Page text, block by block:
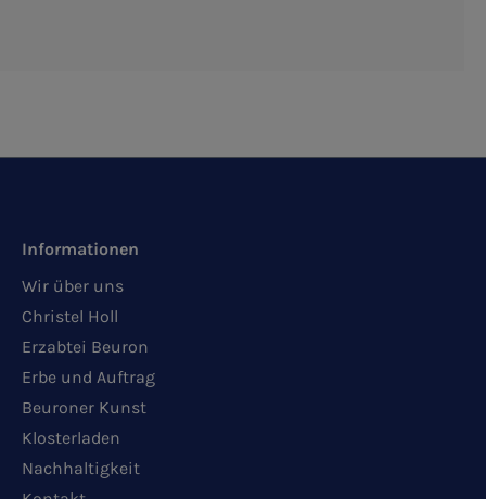
Informationen
Wir über uns
Christel Holl
Erzabtei Beuron
Erbe und Auftrag
Beuroner Kunst
Klosterladen
Nachhaltigkeit